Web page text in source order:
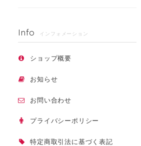
Info インフォメーション
ショップ概要
お知らせ
お問い合わせ
プライバシーポリシー
特定商取引法に基づく表記